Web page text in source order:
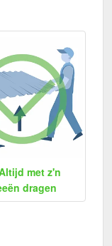
met z'n
dragen